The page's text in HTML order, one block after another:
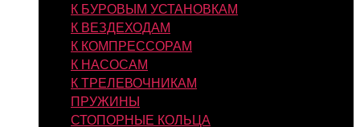
К БУРОВЫМ УСТАНОВКАМ
К ВЕЗДЕХОДАМ
К КОМПРЕССОРАМ
К НАСОСАМ
К ТРЕЛЕВОЧНИКАМ
ПРУЖИНЫ
СТОПОРНЫЕ КОЛЬЦА